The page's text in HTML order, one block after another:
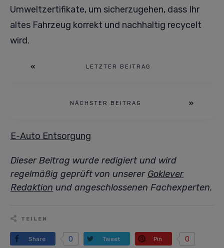
Umweltzertifikate, um sicherzugehen, dass Ihr
altes Fahrzeug korrekt und nachhaltig recycelt
wird.
LETZTER BEITRAG
NÄCHSTER BEITRAG
E-Auto Entsorgung
Dieser Beitrag wurde redigiert und wird
regelmäßig geprüft von unserer Goklever
Redaktion und angeschlossenen Fachexperten.
TEILEN
Share 0 Tweet Pin 0